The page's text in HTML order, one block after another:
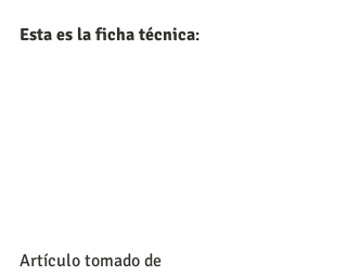
Esta es la ficha técnica:
Artículo tomado de